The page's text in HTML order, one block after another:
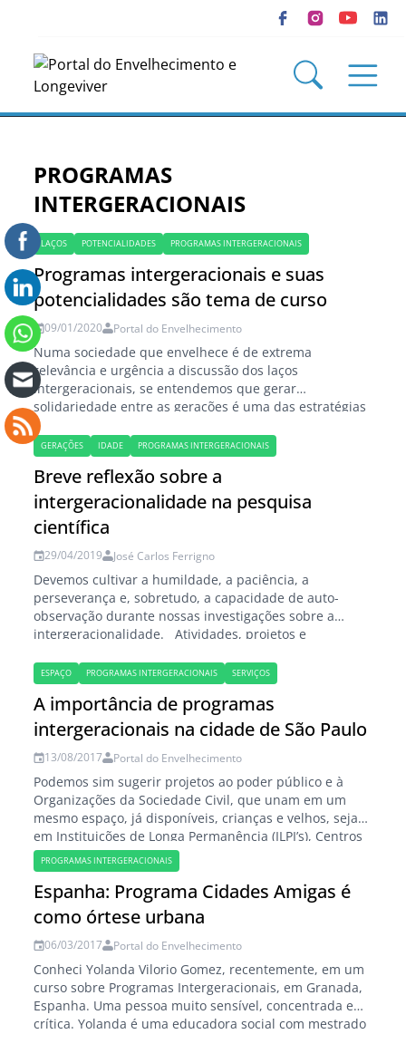
PROGRAMAS
INTERGERACIONAIS
LAÇOS POTENCIALIDADES PROGRAMAS INTERGERACIONAIS
Programas intergeracionais e suas
potencialidades são tema de curso
09/01/2020 Portal do Envelhecimento
Numa sociedade que envelhece é de extrema
relevância e urgência a discussão dos laços
intergeracionais, se entendemos que gerar
solidariedade entre as gerações é uma das estratégias
de cuidado para com os mais velhos. Cláudia Soares de
Oliveira (*) Penso no estudo da intergeracionalidade
como o estudo de fronteiras[1]. Vivemos num mundo
sem fronteiras no…
GERAÇÕES IDADE PROGRAMAS INTERGERACIONAIS
Breve reflexão sobre a
intergeracionalidade na pesquisa
científica
29/04/2019 José Carlos Ferrigno
Devemos cultivar a humildade, a paciência, a
perseverança e, sobretudo, a capacidade de auto-
observação durante nossas investigações sobre a
intergeracionalidade. Atividades, projetos e
e fora do Brasil desde os anos 90, a partir da
percepção de que a aproximação de velhos e jovens
pode se constituir como uma…
ESPAÇO PROGRAMAS INTERGERACIONAIS SERVIÇOS
A importância de programas
intergeracionais na cidade de São Paulo
13/08/2017 Portal do Envelhecimento
Podemos sim sugerir projetos ao poder público e à
Organizações da Sociedade Civil, que unam em um
mesmo espaço, já disponíveis, crianças e velhos, seja
em Instituições de Longa Permanência (ILPI’s), Centros
de Educação Infantil (CEI’s) ou Núcleos de Convivência
de Idosos (NCI’s). Por Elizabeth Elias (*) A necessidade
de atualização na área da…
PROGRAMAS INTERGERACIONAIS
Espanha: Programa Cidades Amigas é
como órtese urbana
06/03/2017 Portal do Envelhecimento
Conheci Yolanda Vilorio Gomez, recentemente, em um
curso sobre Programas Intergeracionais, em Granada,
Espanha. Uma pessoa muito sensível, concentrada e
crítica. Yolanda é uma educadora social com mestrado